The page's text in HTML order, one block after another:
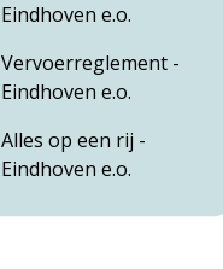
Eindhoven e.o.
Vervoerreglement -
Eindhoven e.o.
Alles op een rij -
Eindhoven e.o.